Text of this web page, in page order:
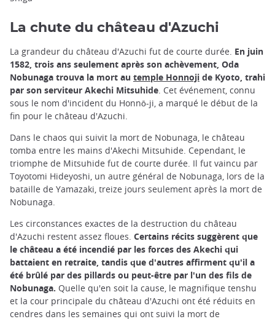
La chute du château d'Azuchi
La grandeur du château d'Azuchi fut de courte durée. En juin
1582, trois ans seulement après son achèvement, Oda
Nobunaga trouva la mort au temple Honnoji de Kyoto, trahi
par son serviteur Akechi Mitsuhide . Cet événement, connu
sous le nom d'incident du Honnō-ji, a marqué le début de la
fin pour le château d'Azuchi.
Dans le chaos qui suivit la mort de Nobunaga, le château
tomba entre les mains d'Akechi Mitsuhide. Cependant, le
triomphe de Mitsuhide fut de courte durée. Il fut vaincu par
Toyotomi Hideyoshi, un autre général de Nobunaga, lors de la
bataille de Yamazaki, treize jours seulement après la mort de
Nobunaga.
Les circonstances exactes de la destruction du château
d'Azuchi restent assez floues. Certains récits suggèrent que
le château a été incendié par les forces des Akechi qui
battaient en retraite, tandis que d'autres affirment qu'il a
été brûlé par des pillards ou peut-être par l'un des fils de
Nobunaga. Quelle qu'en soit la cause, le magnifique tenshu
et la cour principale du château d'Azuchi ont été réduits en
cendres dans les semaines qui ont suivi la mort de